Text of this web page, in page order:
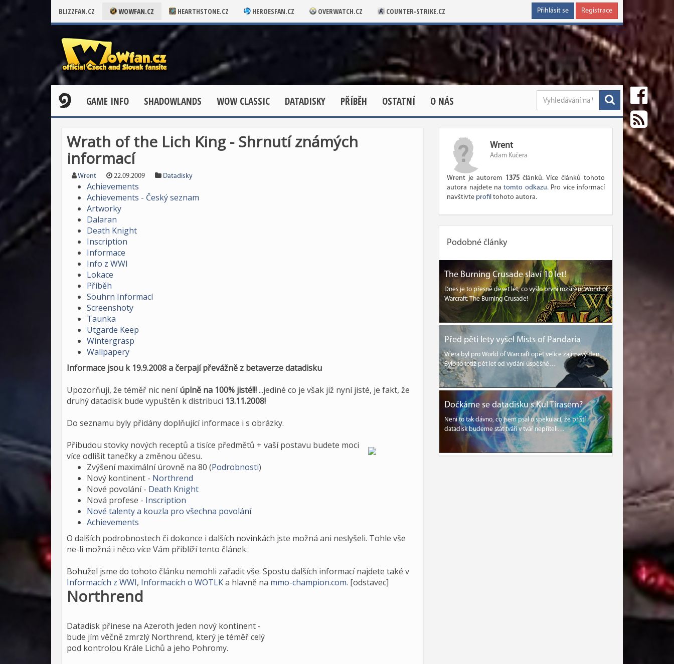
BLIZZFAN.CZ WOWFAN.CZ HEARTHSTONE.CZ HEROESFAN.CZ OVERWATCH.CZ COUNTER-STRIKE.CZ Přihlásit se Registrace
GAME INFO SHADOWLANDS WOW CLASSIC DATADISKY PŘÍBĚH OSTATNÍ O NÁS
Wrath of the Lich King - Shrnutí známých
informací
Wrent 22.09.2009 Datadisky
Achievements
Achievements - Český seznam
Artworky
Dalaran
Death Knight
Inscription
Informace
Info z WWI
Lokace
Příběh
Souhrn Informací
Screenshoty
Taunka
Utgarde Keep
Wintergrasp
Wallpapery
Informace jsou k 19.9.2008 a čerpají převážně z betaverze datadisku
Upozorňuji, že téměř nic neníúplně na 100% jisté!!!...jediné co je však již nyní jisté, je fakt, že
druhý datadisk bude vypuštěn k distribuci 13.11.2008!
Do seznamu byly přidány doplňující informace i s obrázky.
Přibudou stovky nových receptů a tisíce předmětů + vaší postavu budete moci
více odlišit tanečky a změnou účesu.
Zvýšení maximální úrovně na 80 (Podrobnosti)
Nový kontinent - Northrend
Nové povolání - Death Knight
Nová profese - Inscription
Nové talenty a kouzla pro všechna povolání
Achievements
O dalších podrobnostech či dokonce i dalších novinkách jste možná ani neslyšeli. Tohle vše
ne-li možná i něco více Vám přiblíží tento článek.
Bohužel jsme do tohoto článku nemohli zařadit vše. Spostu dalších informací najdete také v
Informacích z WWI, Informacích o WOTLKa hlavně na mmo-champion.com. [odstavec]
Northrend
Datadisk přinese na Azeroth jeden nový kontinent -
bude jím věčně zmrzlý Northrend, který je téměř celý
pod kontrolou Krále Lichů a jeho Pohromy.
Wrent
Adam Kučera
Wrent je autorem 1375 článků. Více článků tohoto
autora najdete natomto odkazu. Pro více informací
navštivte profil tohoto autora.
Podobné články
The Burning Crusade slaví 10 let!
Dnes je to přesně deset let, co vyšlo první rozšíření World of
Warcraft: The Burning Crusade!
Před pěti lety vyšel Mists of Pandaria
Včera byl pro World of Warcraft opět velice zajímavý den.
Bylo to totiž pět let od vydání úspěšné…
Dočkáme se datadisku s Kul Tirasem?
Není to tak dávno, co jsem psal o spekulaci, že příští
datadisk budeme stát tváří v tvář nepříteli…